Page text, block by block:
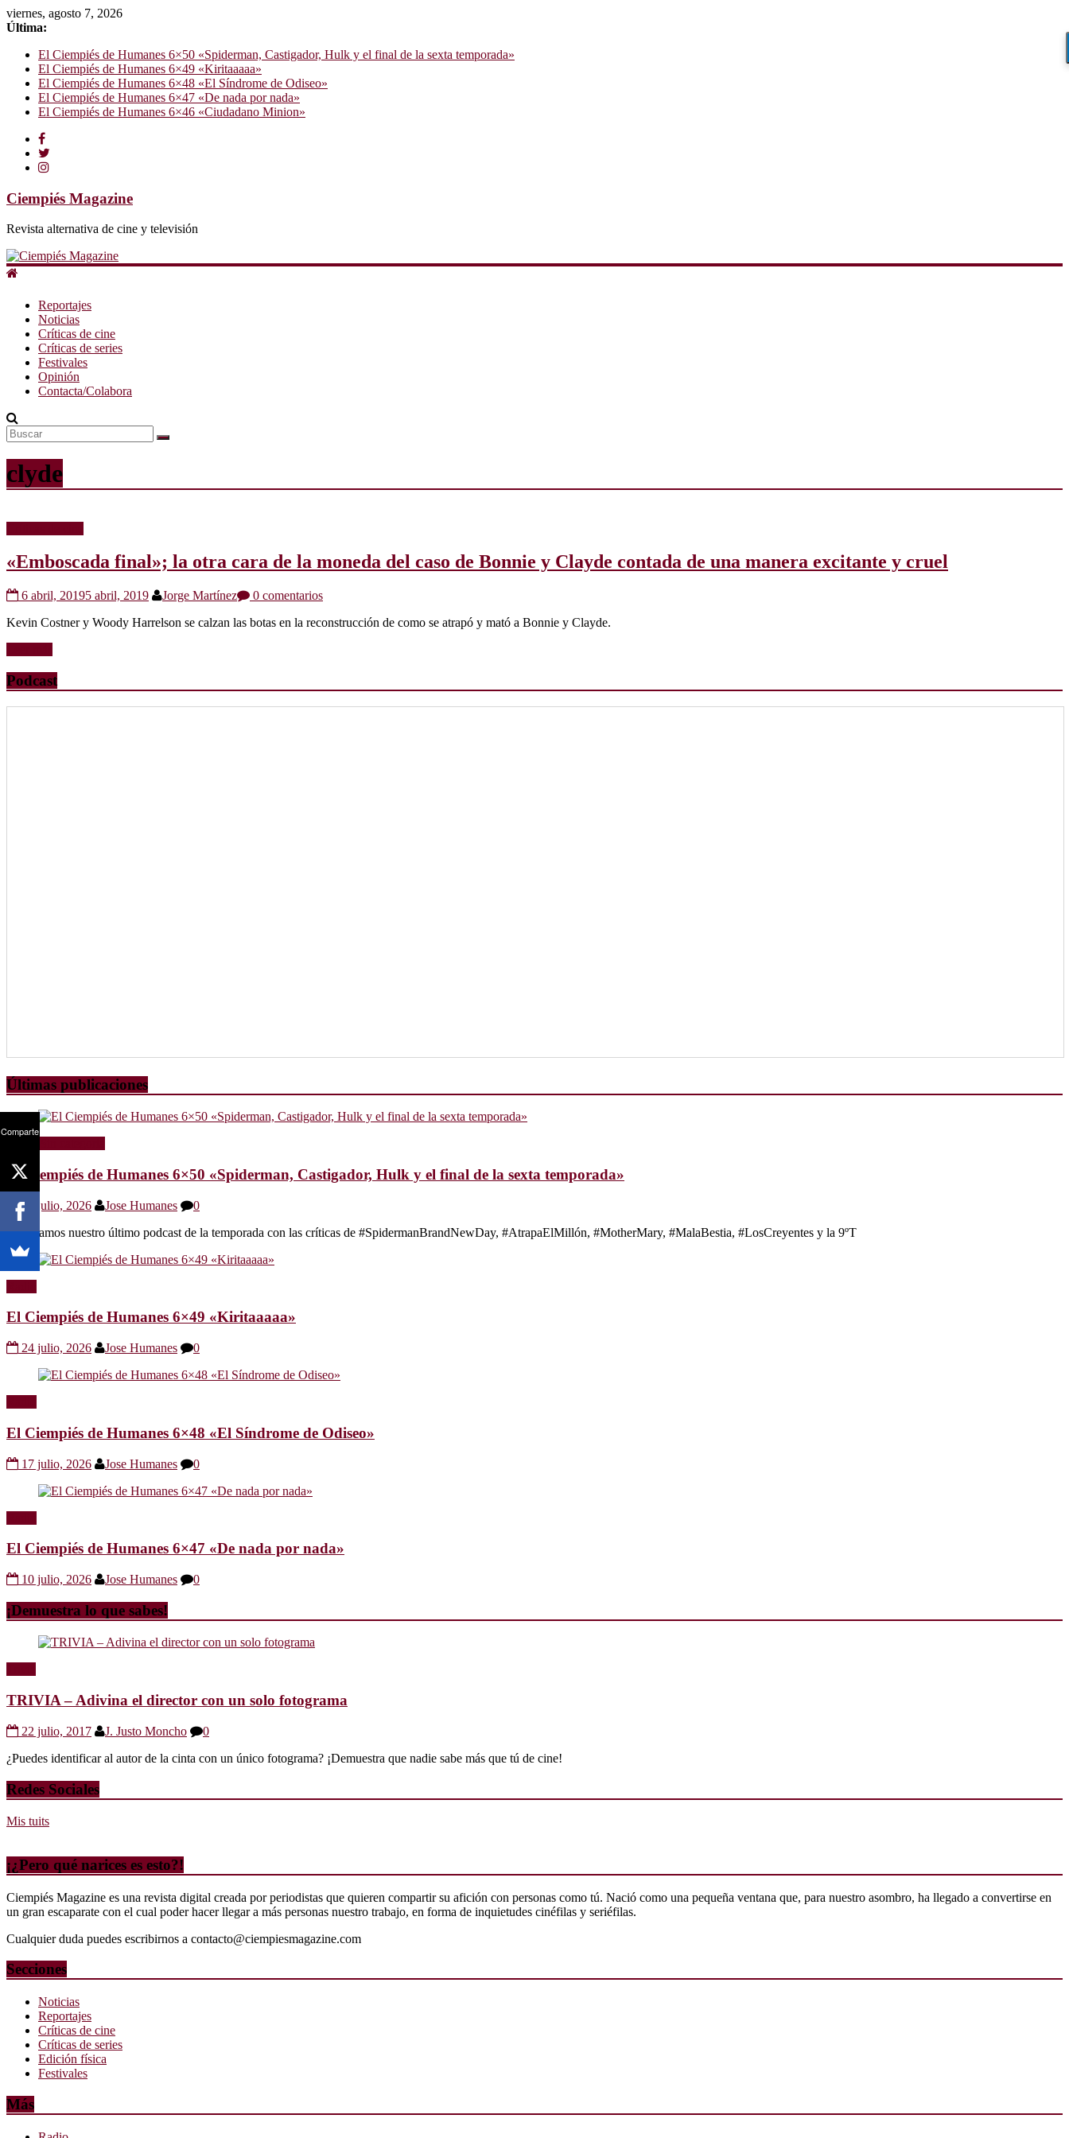
viernes, agosto 7, 2026
Última:
El Ciempiés de Humanes 6×50 «Spiderman, Castigador, Hulk y el final de la sexta temporada»
El Ciempiés de Humanes 6×49 «Kiritaaaaa»
El Ciempiés de Humanes 6×48 «El Síndrome de Odiseo»
El Ciempiés de Humanes 6×47 «De nada por nada»
El Ciempiés de Humanes 6×46 «Ciudadano Minion»
Ciempiés Magazine
Revista alternativa de cine y televisión
Reportajes
Noticias
Críticas de cine
Críticas de series
Festivales
Opinión
Contacta/Colabora
clyde
«Emboscada final»; la otra cara de la moneda del caso de Bonnie y Clayde contada de una manera excitante y cruel
6 abril, 20195 abril, 2019 Jorge Martínez
0 comentarios
Kevin Costner y Woody Harrelson se calzan las botas en la reconstrucción de como se atrapó y mató a Bonnie y Clayde.
Podcast
Últimas publicaciones
El Ciempiés de Humanes 6×50 «Spiderman, Castigador, Hulk y el final de la sexta temporada»
30 julio, 2026 Jose Humanes
0
Os dejamos nuestro último podcast de la temporada con las críticas de #SpidermanBrandNewDay, #AtrapaElMillón, #MotherMary, #MalaBestia, #LosCreyentes y la 9ºT
El Ciempiés de Humanes 6×49 «Kiritaaaaa»
24 julio, 2026 Jose Humanes 0
El Ciempiés de Humanes 6×48 «El Síndrome de Odiseo»
17 julio, 2026 Jose Humanes 0
El Ciempiés de Humanes 6×47 «De nada por nada»
10 julio, 2026 Jose Humanes 0
¡Demuestra lo que sabes!
TRIVIA – Adivina el director con un solo fotograma
22 julio, 2017 J. Justo Moncho
0
¿Puedes identificar al autor de la cinta con un único fotograma? ¡Demuestra que nadie sabe más que tú de cine!
Redes Sociales
Mis tuits
¡¿Pero qué narices es esto?!
Ciempiés Magazine es una revista digital creada por periodistas que quieren compartir su afición con personas como tú. Nació como una pequeña ventana que, para nuestro asombro, ha llegado a convertirse en
un gran escaparate con el cual poder hacer llegar a más personas nuestro trabajo, en forma de inquietudes cinéfilas y seriéfilas.
Cualquier duda puedes escribirnos a contacto@ciempiesmagazine.com
Secciones
Noticias
Reportajes
Críticas de cine
Críticas de series
Edición física
Festivales
Más
Comparte